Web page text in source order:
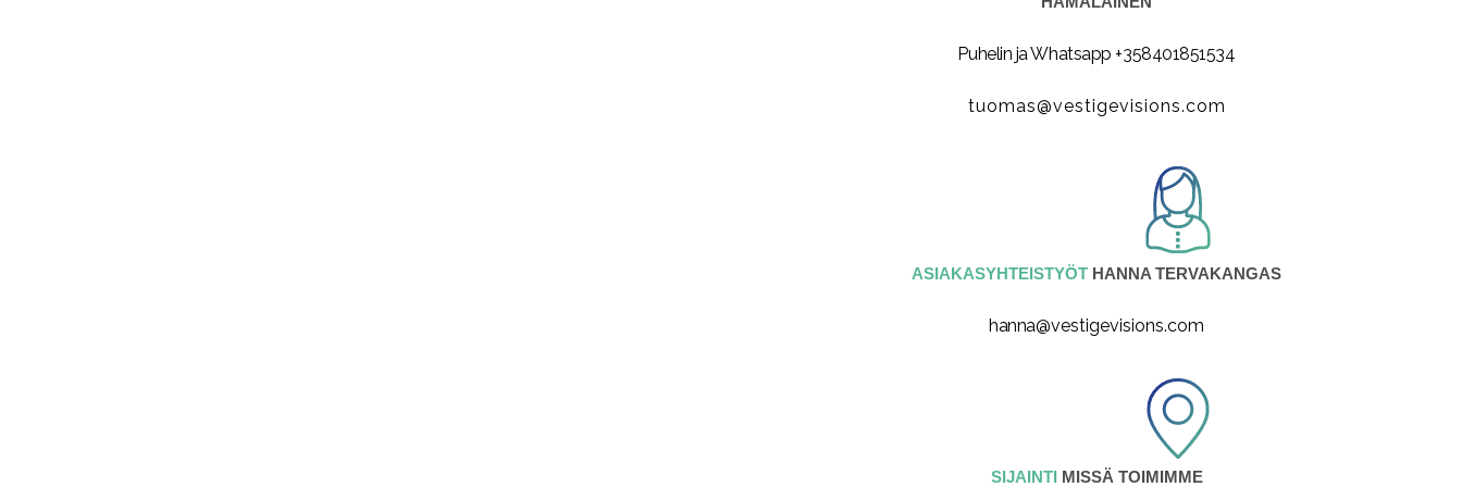
Puhelin ja Whatsapp +358401851534
tuomas@vestigevisions.com
ASIAKASYHTEISTYÖT HANNA TERVAKANGAS
hanna@vestigevisions.com
SIJAINTI MISSÄ TOIMIMME